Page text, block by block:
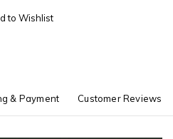
to Wishlist
& Payment Customer Reviews